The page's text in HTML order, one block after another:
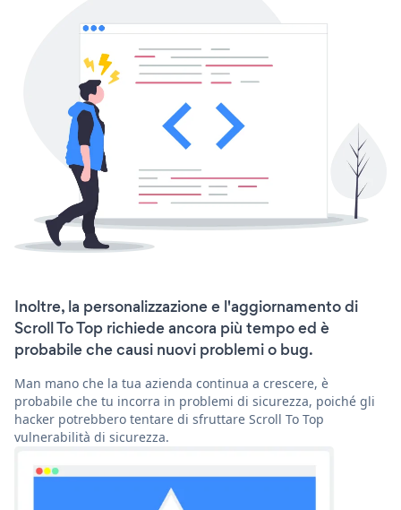
Inoltre, la personalizzazione e l'aggiornamento di
Scroll To Top richiede ancora più tempo ed è
probabile che causi nuovi problemi o bug.
Man mano che la tua azienda continua a crescere, è
probabile che tu incorra in problemi di sicurezza, poiché gli
hacker potrebbero tentare di sfruttare Scroll To Top
vulnerabilità di sicurezza.